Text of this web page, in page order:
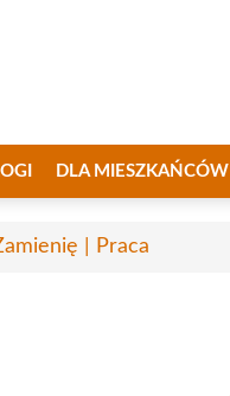
DLA MIESZKAŃCÓW
| Praca